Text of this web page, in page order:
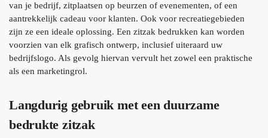
van je bedrijf, zitplaatsen op beurzen of evenementen, of een
aantrekkelijk cadeau voor klanten. Ook voor recreatiegebieden
zijn ze een ideale oplossing. Een zitzak bedrukken kan worden
voorzien van elk grafisch ontwerp, inclusief uiteraard uw
bedrijfslogo. Als gevolg hiervan vervult het zowel een praktische
als een marketingrol.
Langdurig gebruik met een duurzame
bedrukte zitzak